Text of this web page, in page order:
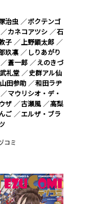
治虫
ボクテンゴ
カネコアツシ
石
子
上野顕太郎
玖凛
しりあがり
蒼一郎
えのきづ
武礼堂
史群アル仙
山田参助
和田ラヂ
マウリシオ・デ・
ザ
古瀬風
高梨
ご
エルザ・ブラ
コミ